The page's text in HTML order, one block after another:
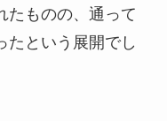
たものの、通って
たという展開でし